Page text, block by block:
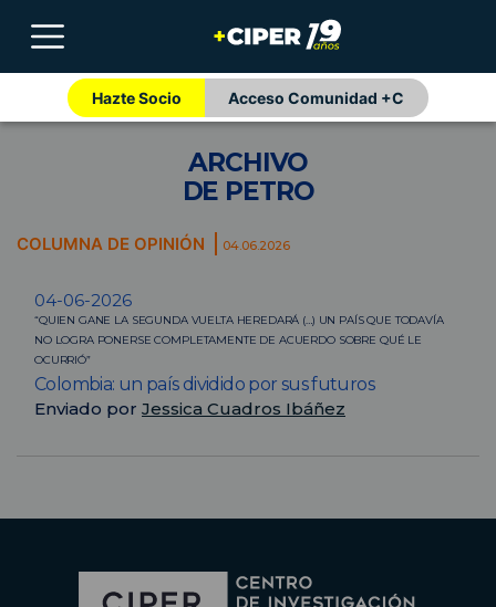
Hazte Socio Acceso Comunidad +C
ARCHIVO
DE PETRO
COLUMNA DE OPINIÓN 04.06.2026
04-06-2026
“QUIEN GANE LA SEGUNDA VUELTA HEREDARÁ (…) UN PAÍS QUE TODAVÍA
NO LOGRA PONERSE COMPLETAMENTE DE ACUERDO SOBRE QUÉ LE
OCURRIÓ”
Colombia: un país dividido por sus futuros
Enviado por Jessica Cuadros Ibáñez